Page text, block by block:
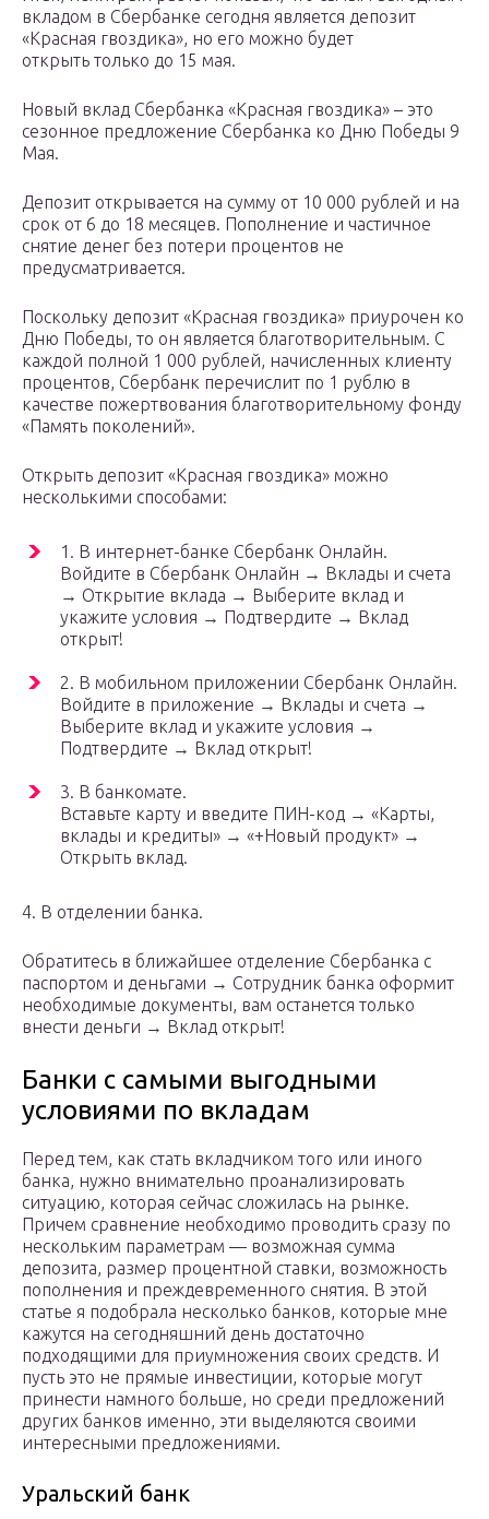
вкладом в Сбербанке сегодня является депозит
«Красная гвоздика», но его можно будет
открыть только до 15 мая.
Новый вклад Сбербанка «Красная гвоздика» – это
сезонное предложение Сбербанка ко Дню Победы 9
Мая.
Депозит открывается на сумму от 10 000 рублей и на
срок от 6 до 18 месяцев. Пополнение и частичное
снятие денег без потери процентов не
предусматривается.
Поскольку депозит «Красная гвоздика» приурочен ко
Дню Победы, то он является благотворительным. С
каждой полной 1 000 рублей, начисленных клиенту
процентов, Сбербанк перечислит по 1 рублю в
качестве пожертвования благотворительному фонду
«Память поколений».
Открыть депозит «Красная гвоздика» можно
несколькими способами:
1. В интернет-банке Сбербанк Онлайн.
Войдите в Сбербанк Онлайн → Вклады и счета
→ Открытие вклада → Выберите вклад и
укажите условия → Подтвердите → Вклад
открыт!
2. В мобильном приложении Сбербанк Онлайн.
Войдите в приложение → Вклады и счета →
Выберите вклад и укажите условия →
Подтвердите → Вклад открыт!
3. В банкомате.
Вставьте карту и введите ПИН-код → «Карты,
вклады и кредиты» → «+Новый продукт» →
Открыть вклад.
4. В отделении банка.
Обратитесь в ближайшее отделение Сбербанка с
паспортом и деньгами → Сотрудник банка оформит
необходимые документы, вам останется только
внести деньги → Вклад открыт!
Банки с самыми выгодными
условиями по вкладам
Перед тем, как стать вкладчиком того или иного
банка, нужно внимательно проанализировать
ситуацию, которая сейчас сложилась на рынке.
Причем сравнение необходимо проводить сразу по
нескольким параметрам — возможная сумма
депозита, размер процентной ставки, возможность
пополнения и преждевременного снятия. В этой
статье я подобрала несколько банков, которые мне
кажутся на сегодняшний день достаточно
подходящими для приумножения своих средств. И
пусть это не прямые инвестиции, которые могут
принести намного больше, но среди предложений
других банков именно, эти выделяются своими
интересными предложениями.
Уральский банк